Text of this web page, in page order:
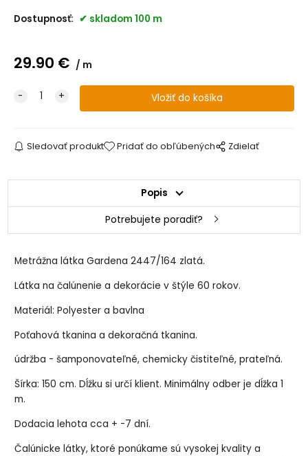
Dostupnosť: skladom 100 m
29.90 € m
Sledovať produkt Pridať do obľúbených Zdielať
Popis
Potrebujete poradiť?
Metrážna látka Gardena 2447/164 zlatá.
Látka na čalúnenie a dekorácie v štýle 60 rokov.
Materiál: Polyester a bavlna
Poťahová tkanina a dekoračná tkanina.
údržba - šamponovateľné, chemicky čistiteľné, prateľná.
Šírka: 150 cm. Dĺžku si určí klient. Minimálny odber je dĺžka 1
m.
Dodacia lehota cca + -7 dní.
Čalúnicke látky, ktoré ponúkame sú vysokej kvality a